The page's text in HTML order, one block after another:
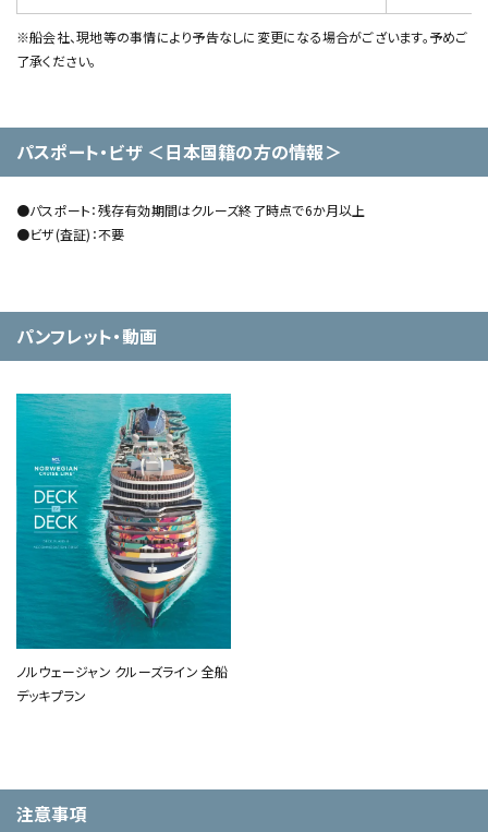
※船会社、現地等の事情により予告なしに変更になる場合がございます。予めご
了承ください。
パスポート・ビザ ＜日本国籍の方の情報＞
●パスポート：残存有効期間はクルーズ終了時点で6か月以上
●ビザ(査証)：不要
パンフレット・動画
ノルウェージャン クルーズライン 全船
デッキプラン
注意事項